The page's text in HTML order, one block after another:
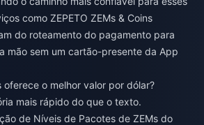
como ZEPETO ZEMs & Coins
do roteamento do pagamento para
mão sem um cartão-presente da App
oferece o melhor valor por dólar?
mais rápido do que o texto.
de Níveis de Pacotes de ZEMs do